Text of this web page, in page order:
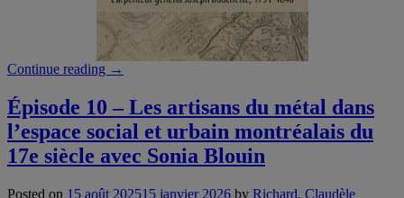
Continue reading “Épisode
Le
parcours
fascinant
de
→
Épisode 10 – Les artisans du métal dans
l’espace social et urbain montréalais du
17e siècle avec Sonia Blouin
Posted on 15 août 202515 janvier 2026 by Richard, Claudèle